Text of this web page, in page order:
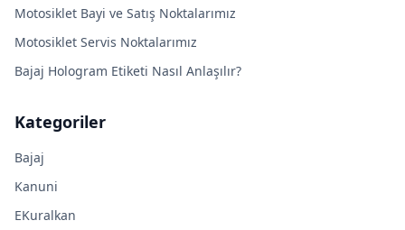
Motosiklet Bayi ve Satış Noktalarımız
Motosiklet Servis Noktalarımız
Bajaj Hologram Etiketi Nasıl Anlaşılır?
Kategoriler
Bajaj
Kanuni
EKuralkan